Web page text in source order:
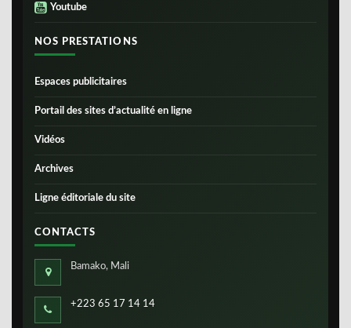
Youtube
NOS PRESTATIONS
Espaces publicitaires
Portail des sites d’actualité en ligne
Vidéos
Archives
Ligne éditoriale du site
CONTACTS
Bamako, Mali
+223 65 17 14 14